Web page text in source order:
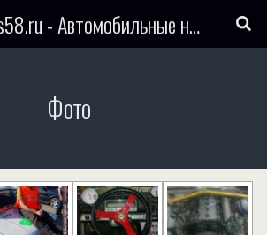
Autonews58.ru - Автомобильные новости Пензы и всего мира
Фото